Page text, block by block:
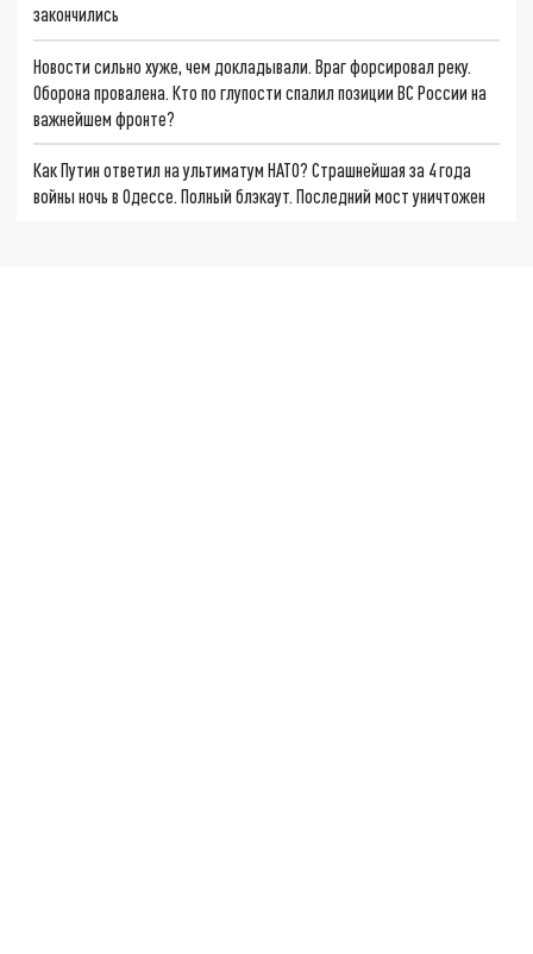
закончились
Новости сильно хуже, чем докладывали. Враг форсировал реку.
Оборона провалена. Кто по глупости спалил позиции ВС России на
важнейшем фронте?
Как Путин ответил на ультиматум НАТО? Страшнейшая за 4 года
войны ночь в Одессе. Полный блэкаут. Последний мост уничтожен